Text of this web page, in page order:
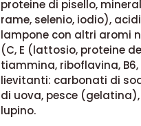
proteine di pisello,
rame, selenio, iodio),
lampone con altri aromi
(C, E (lattosio, proteine
tiammina, riboflavina,
lievitanti: carbonati di
di uova, pesce
lupino.